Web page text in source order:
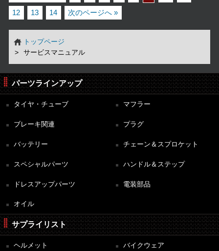
12 13 14 次のページへ »
トップページ
サービスマニュアル
パーツラインアップ
タイヤ・チューブ マフラー
ブレーキ関連 プラグ
バッテリー チェーン＆スプロケット
スペシャルパーツ ハンドル＆ステップ
ドレスアップパーツ 電装部品
オイル
サプライリスト
ヘルメット バイクウェア